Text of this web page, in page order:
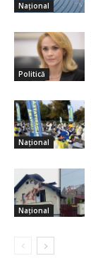
Național
Politică
Național
Național